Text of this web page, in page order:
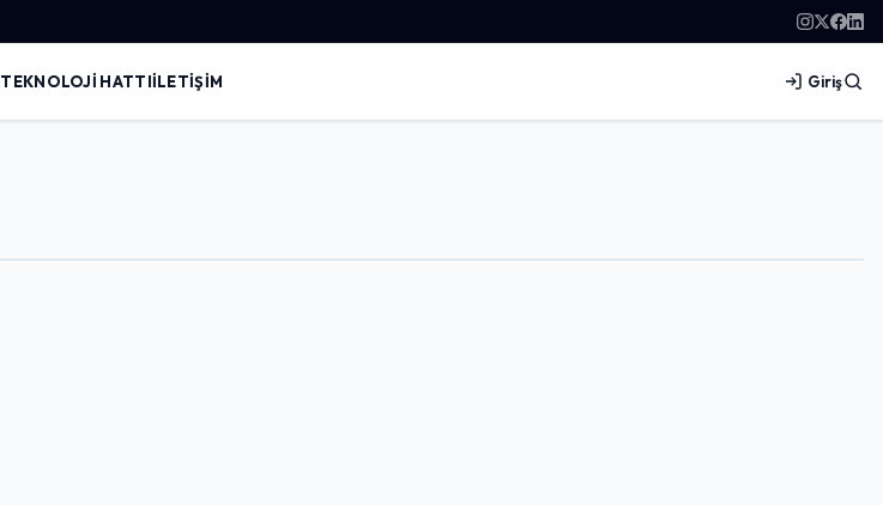
TEKNOLOJI HATTIİLETIŞIM Giriş